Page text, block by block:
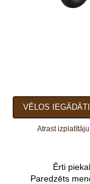
VĒLOS
Atrast izplatītāju
Ērti
Paredzēts